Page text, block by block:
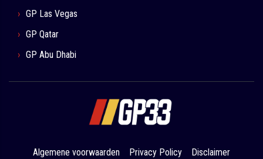
GP Las Vegas
GP Qatar
GP Abu Dhabi
Algemene voorwaarden Privacy Policy Disclaimer